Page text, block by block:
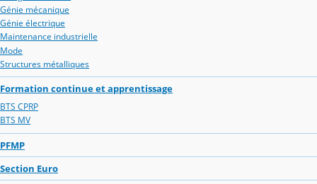
Génie mécanique
Génie électrique
Maintenance industrielle
Mode
Structures métalliques
Formation continue et apprentissage
BTS CPRP
BTS MV
PFMP
Section Euro